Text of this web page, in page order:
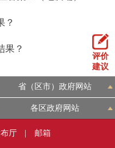
？
果？
评价
建议
省（区市）政府网站
各区政府网站
厅 | 邮箱